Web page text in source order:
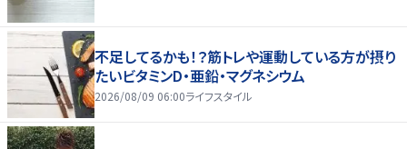
不足してるかも！？筋トレや運動している方が摂り
たいビタミンD・亜鉛・マグネシウム
2026/08/09 06:00ライフスタイル